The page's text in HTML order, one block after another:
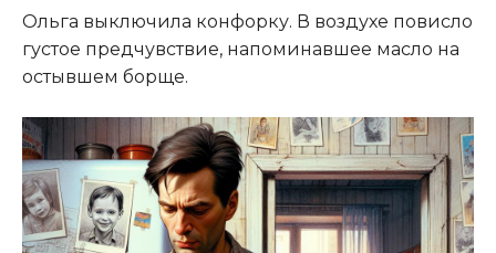
Ольга выключила конфорку. В воздухе повисло
густое предчувствие, напоминавшее масло на
остывшем борще.